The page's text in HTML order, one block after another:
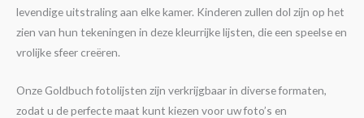
levendige uitstraling aan elke kamer. Kinderen zullen dol zijn op het
zien van hun tekeningen in deze kleurrijke lijsten, die een speelse en
vrolijke sfeer creëren.
Onze Goldbuch fotolijsten zijn verkrijgbaar in diverse formaten,
zodat u de perfecte maat kunt kiezen voor uw foto’s en